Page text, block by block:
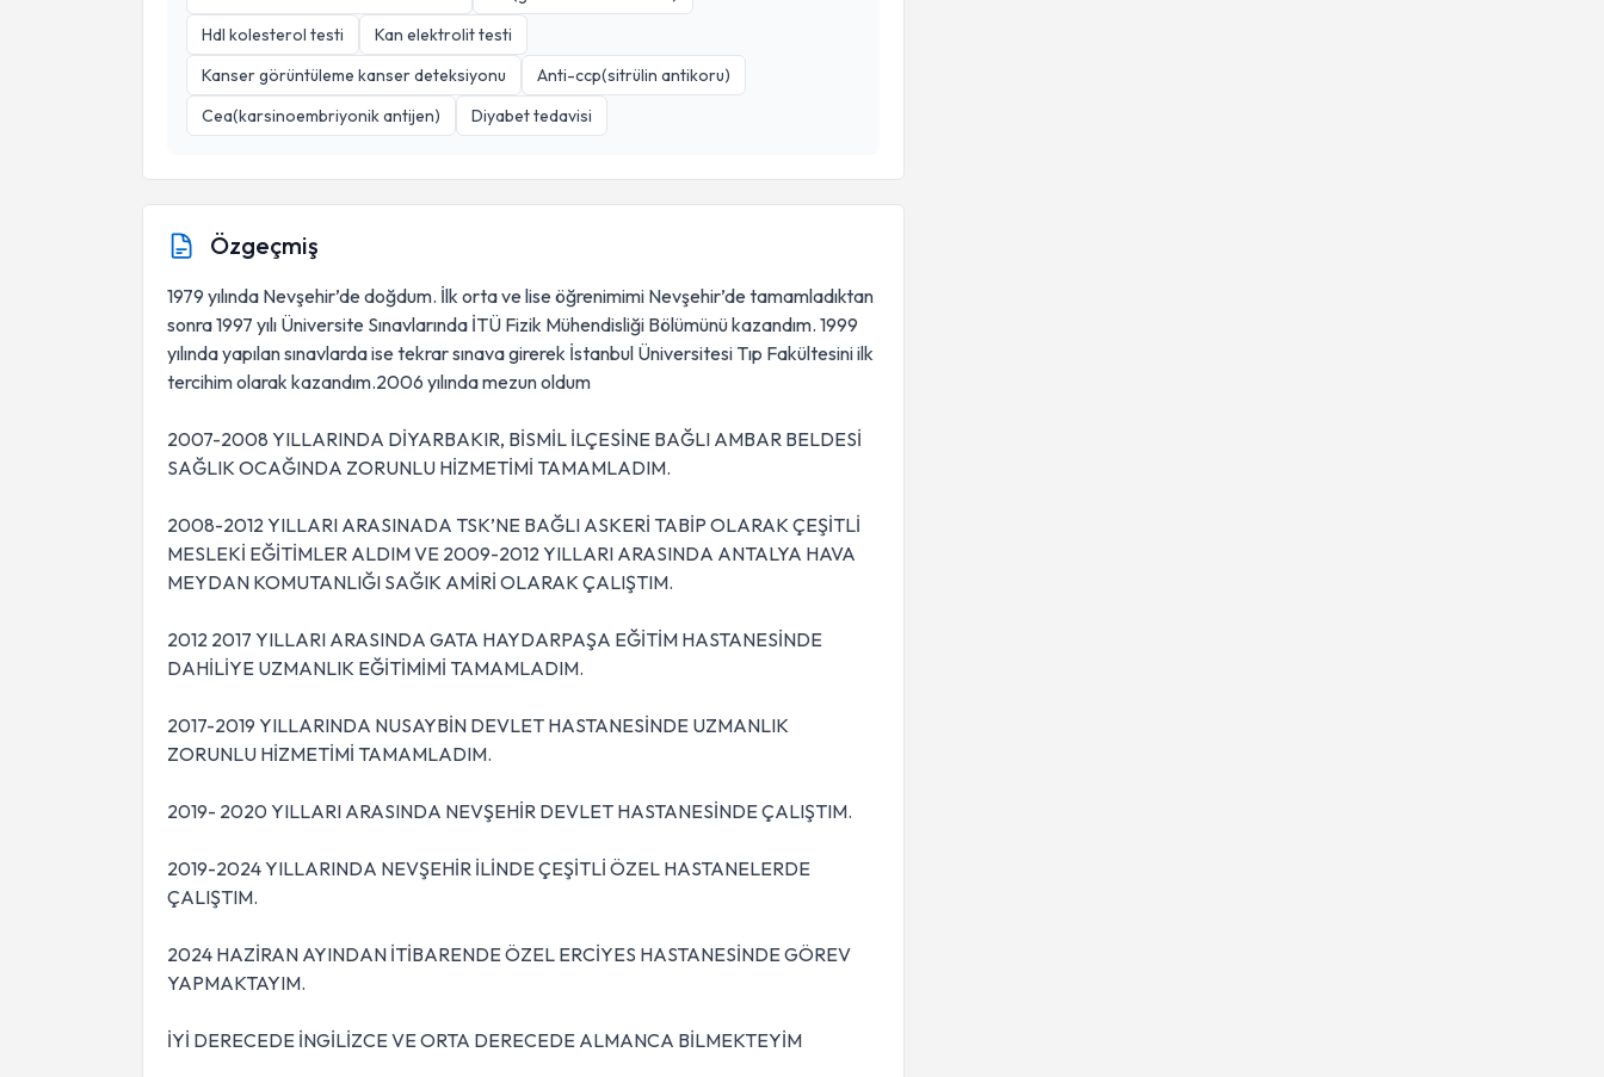
Hdl kolesterol testi
Kan elektrolit testi
Kanser görüntüleme kanser deteksiyonu
Anti-ccp(sitrülin antikoru)
Cea(karsinoembriyonik antijen)
Diyabet tedavisi
Özgeçmiş
1979 yılında Nevşehir’de doğdum. İlk orta ve lise öğrenimimi Nevşehir’de tamamladıktan
sonra 1997 yılı Üniversite Sınavlarında İTÜ Fizik Mühendisliği Bölümünü kazandım. 1999
yılında yapılan sınavlarda ise tekrar sınava girerek İstanbul Üniversitesi Tıp Fakültesini ilk
tercihim olarak kazandım.2006 yılında mezun oldum
2007-2008 YILLARINDA DİYARBAKIR, BİSMİL İLÇESİNE BAĞLI AMBAR BELDESİ
SAĞLIK OCAĞINDA ZORUNLU HİZMETİMİ TAMAMLADIM.
2008-2012 YILLARI ARASINADA TSK’NE BAĞLI ASKERİ TABİP OLARAK ÇEŞİTLİ
MESLEKİ EĞİTİMLER ALDIM VE 2009-2012 YILLARI ARASINDA ANTALYA HAVA
MEYDAN KOMUTANLIĞI SAĞIK AMİRİ OLARAK ÇALIŞTIM.
2012 2017 YILLARI ARASINDA GATA HAYDARPAŞA EĞİTİM HASTANESİNDE
DAHİLİYE UZMANLIK EĞİTİMİMİ TAMAMLADIM.
2017-2019 YILLARINDA NUSAYBİN DEVLET HASTANESİNDE UZMANLIK
ZORUNLU HİZMETİMİ TAMAMLADIM.
2019- 2020 YILLARI ARASINDA NEVŞEHİR DEVLET HASTANESİNDE ÇALIŞTIM.
2019-2024 YILLARINDA NEVŞEHİR İLİNDE ÇEŞİTLİ ÖZEL HASTANELERDE
ÇALIŞTIM.
2024 HAZİRAN AYINDAN İTİBARENDE ÖZEL ERCİYES HASTANESİNDE GÖREV
YAPMAKTAYIM.
İYİ DERECEDE İNGİLİZCE VE ORTA DERECEDE ALMANCA BİLMEKTEYİM